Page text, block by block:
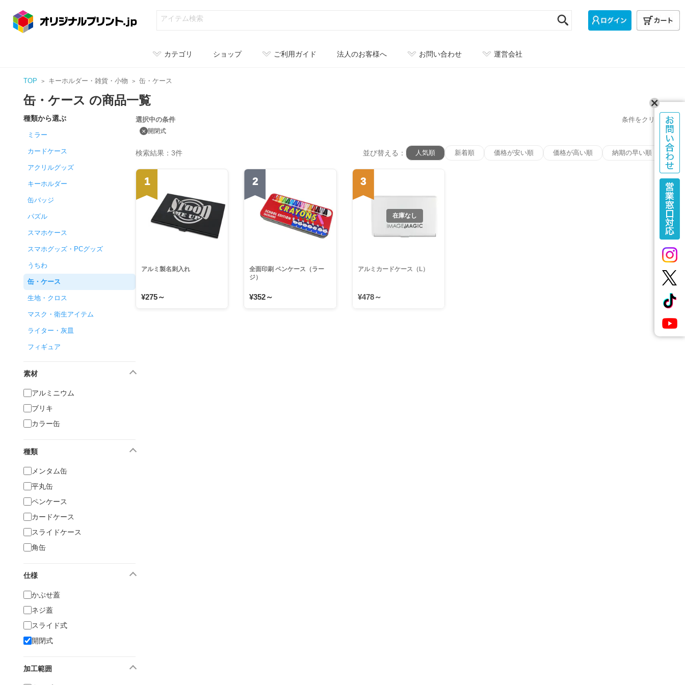
カテゴリ ショップ ご利用ガイド 法人のお客様へ お問い合わせ 運営会社
TOP キーホルダー・雑貨・小物 缶・ケース
缶・ケース の商品一覧
種類から選ぶ
ミラー
カードケース
アクリルグッズ
キーホルダー
缶バッジ
パズル
スマホケース
スマホグッズ・PCグッズ
うちわ
缶・ケース
生地・クロス
マスク・衛生アイテム
ライター・灰皿
フィギュア
素材
アルミニウム
ブリキ
カラー缶
種類
メンタム缶
平丸缶
ペンケース
カードケース
スライドケース
角缶
仕様
かぶせ蓋
ネジ蓋
スライド式
開閉式
加工範囲
選択中の条件 条件をクリア
× 開閉式
検索結果：3件 並び替える： 人気順 新着順 価格が安い順 価格が高い順 納期の早い順
1
アルミ製名刺入れ
¥275～
2
全面印刷 ペンケース（ラー
ジ）
¥352～
3
在庫なし
アルミカードケース（L）
¥478～